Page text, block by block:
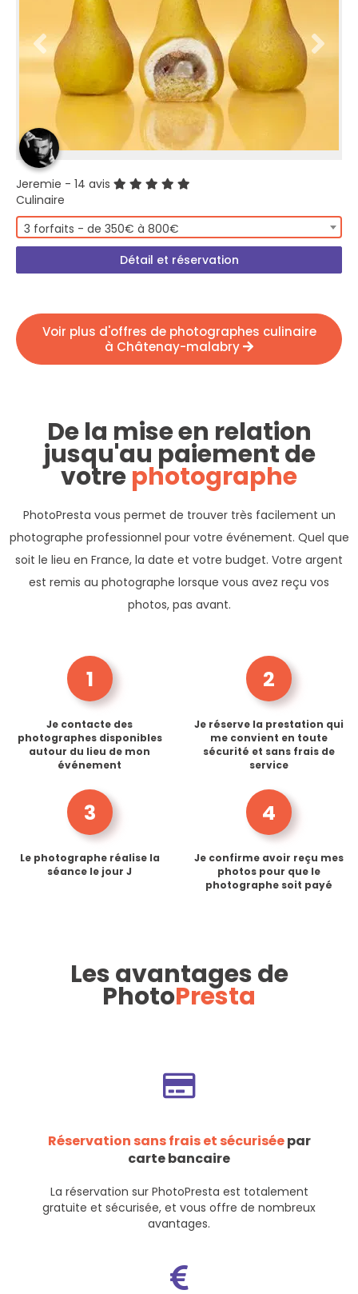
Jeremie - 14 avis
Culinaire
3 forfaits - de 350€ à 800€
Détail et réservation
Voir plus d'offres de photographes culinaire
à Châtenay-malabry
De la mise en relation
jusqu'au paiement de
votrephotographe
PhotoPresta vous permet de trouver très facilement un
photographe professionnel pour votre événement. Quel que
soit le lieu en France, la date et votre budget. Votre argent
est remis au photographe lorsque vous avez reçu vos
photos, pas avant.
1
Je contacte des
photographes disponibles
autour du lieu de mon
événement
2
Je réserve la prestation qui
me convient en toute
sécurité et sans frais de
service
3
Le photographe réalise la
séance le jour J
4
Je confirme avoir reçu mes
photos pour que le
photographe soit payé
Les avantages de
PhotoPresta
Réservation sans frais et sécuriséepar
carte bancaire
La réservation sur PhotoPresta est totalement
gratuite et sécurisée, et vous offre de nombreux
avantages.